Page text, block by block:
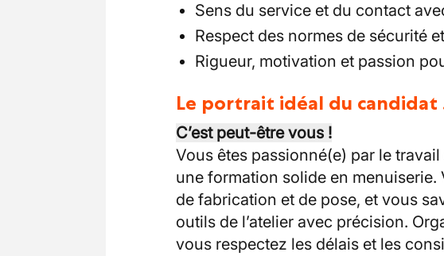
Sens du service et du contact
Respect des normes de sécurité
Rigueur, motivation et passion
Le portrait idéal du
C’est peut-être vous !
Vous êtes passionné(e) par le
une formation solide en
de fabrication et de pose, et vous
outils de l’atelier avec précision.
vous respectez les délais et les